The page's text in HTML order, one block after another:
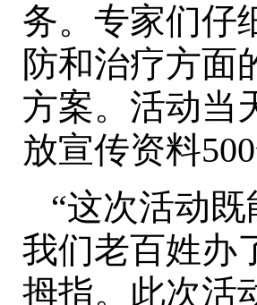
务。专家们仔
防和治疗方面
方案。活动当
放宣传资料500
“这次活动
我们老百姓办
拇指。此次活